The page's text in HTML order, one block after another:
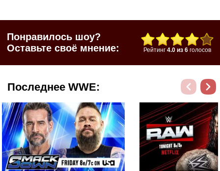
Понравилось шоу?
Оставьте своё мнение:
Рейтинг 4.0 из 6 голосов
Последнее WWE: